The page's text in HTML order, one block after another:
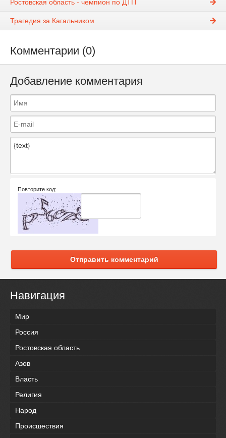
Ростовская область - чемпион по ДТП
Трагедия за Кагальником
Комментарии (0)
Добавление комментария
Повторите код:
Отправить комментарий
Навигация
Мир
Россия
Ростовская область
Азов
Власть
Религия
Народ
Происшествия